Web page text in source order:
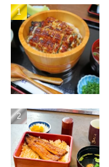
(1)
(3)
(26)
(1)
(49)